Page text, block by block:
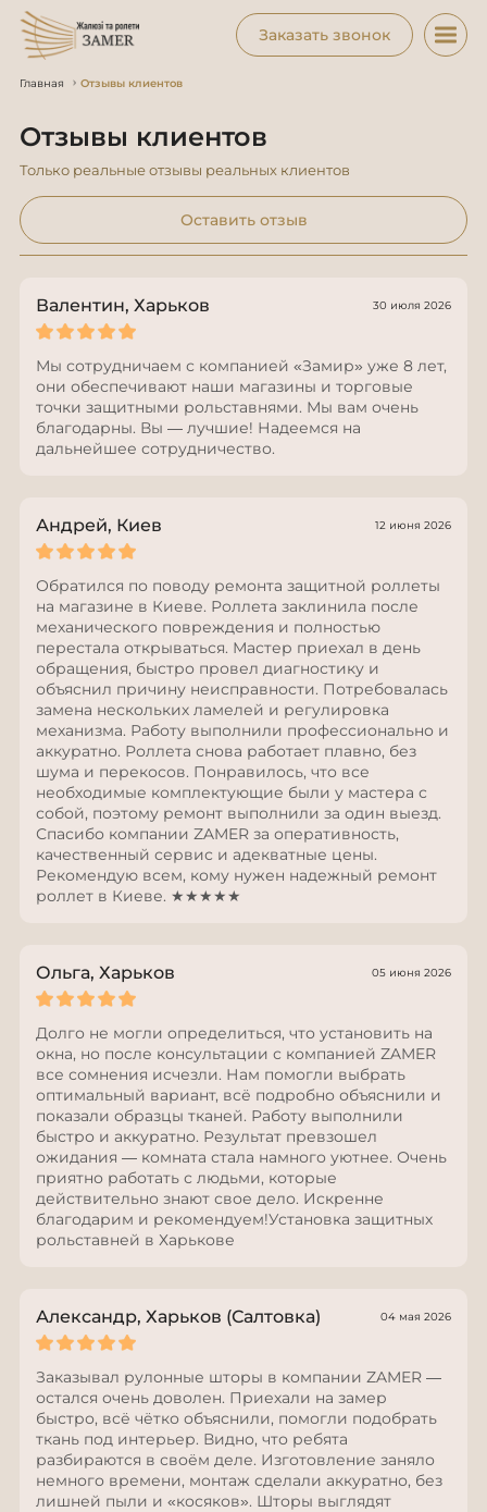
Заказать звонок
Главная Отзывы клиентов
Отзывы клиентов
Только реальные отзывы реальных клиентов
Оставить отзыв
Валентин, Харьков 30 июля 2026
Мы сотрудничаем с компанией «Замир» уже 8 лет,
они обеспечивают наши магазины и торговые
точки защитными рольставнями. Мы вам очень
благодарны. Вы — лучшие! Надеемся на
дальнейшее сотрудничество.
Андрей, Киев 12 июня 2026
Обратился по поводу ремонта защитной роллеты
на магазине в Киеве. Роллета заклинила после
механического повреждения и полностью
перестала открываться. Мастер приехал в день
обращения, быстро провел диагностику и
объяснил причину неисправности. Потребовалась
замена нескольких ламелей и регулировка
механизма. Работу выполнили профессионально и
аккуратно. Роллета снова работает плавно, без
шума и перекосов. Понравилось, что все
необходимые комплектующие были у мастера с
собой, поэтому ремонт выполнили за один выезд.
Спасибо компании ZAMER за оперативность,
качественный сервис и адекватные цены.
Рекомендую всем, кому нужен надежный ремонт
роллет в Киеве. ★★★★★
Ольга, Харьков 05 июня 2026
Долго не могли определиться, что установить на
окна, но после консультации с компанией ZAMER
все сомнения исчезли. Нам помогли выбрать
оптимальный вариант, всё подробно объяснили и
показали образцы тканей. Работу выполнили
быстро и аккуратно. Результат превзошел
ожидания — комната стала намного уютнее. Очень
приятно работать с людьми, которые
действительно знают свое дело. Искренне
благодарим и рекомендуем!Установка защитных
рольставней в Харькове
Александр, Харьков (Салтовка) 04 мая 2026
Заказывал рулонные шторы в компании ZAMER —
остался очень доволен. Приехали на замер
быстро, всё чётко объяснили, помогли подобрать
ткань под интерьер. Видно, что ребята
разбираются в своём деле. Изготовление заняло
немного времени, монтаж сделали аккуратно, без
лишней пыли и «косяков». Шторы выглядят